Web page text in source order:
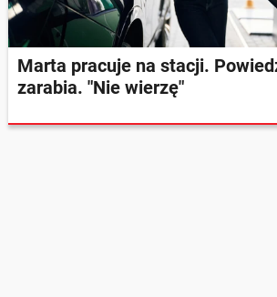
Marta pracuje na stacji.
zarabia. "Nie wierzę"